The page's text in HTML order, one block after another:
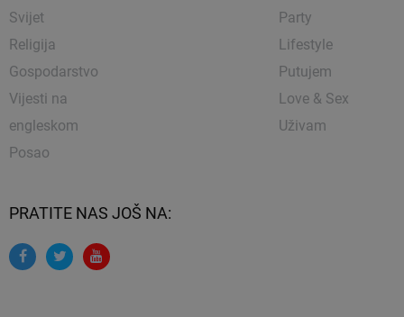
Svijet
Religija
Gospodarstvo
Vijesti na
engleskom
Posao
Party
Lifestyle
Putujem
Love & Sex
Uživam
PRATITE NAS JOŠ NA: